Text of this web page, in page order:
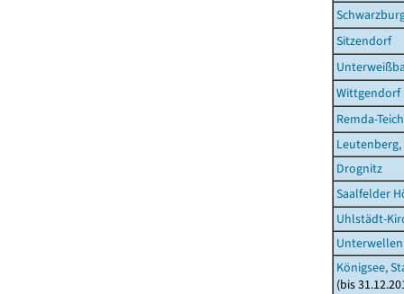
Sitzendorf
Wittgendorf
Remda-
Drognitz
Saalfelder
Uhlstädt-
Königsee,
(bis